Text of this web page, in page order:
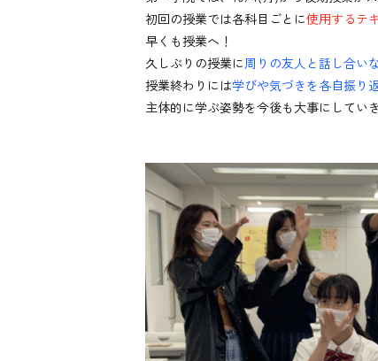
初回の授業では各科目ごとに使用するテ
早くも授業へ！
久しぶりの授業に周りの友人と話し合い
授業終わりには学びや気づきを各自振り
主体的に学ぶ姿勢を今後も大事にしてい